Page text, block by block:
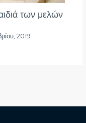
των μελών
2019